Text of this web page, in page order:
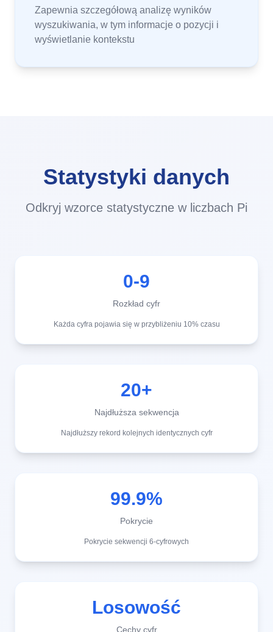
Zapewnia szczegółową analizę wyników
wyszukiwania, w tym informacje o pozycji i
wyświetlanie kontekstu
Statystyki danych
Odkryj wzorce statystyczne w liczbach Pi
0-9
Rozkład cyfr
Każda cyfra pojawia się w przybliżeniu 10% czasu
20+
Najdłuższa sekwencja
Najdłuższy rekord kolejnych identycznych cyfr
99.9%
Pokrycie
Pokrycie sekwencji 6-cyfrowych
Losowość
Cechy cyfr